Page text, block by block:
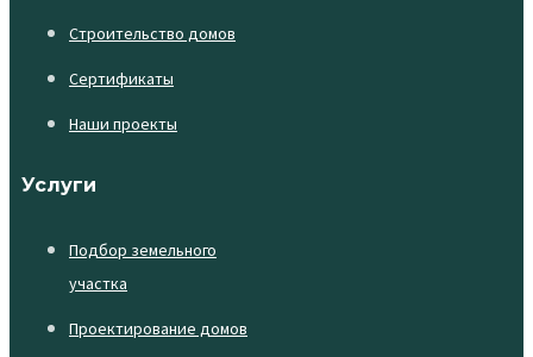
Строительство домов
Сертификаты
Наши проекты
Услуги
Подбор земельного
участка
Проектирование домов